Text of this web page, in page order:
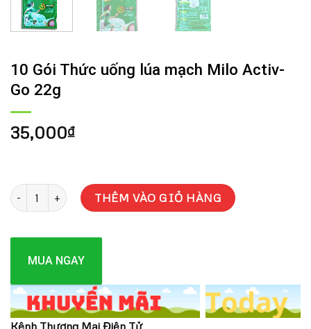
10 Gói Thức uống lúa mạch Milo Activ-
Go 22g
35,000₫
10 Gói Thức uống lúa mạch Milo Activ-Go 22g số lượng
THÊM VÀO GIỎ HÀNG
MUA NGAY
Kênh Thương Mại Điện Tử